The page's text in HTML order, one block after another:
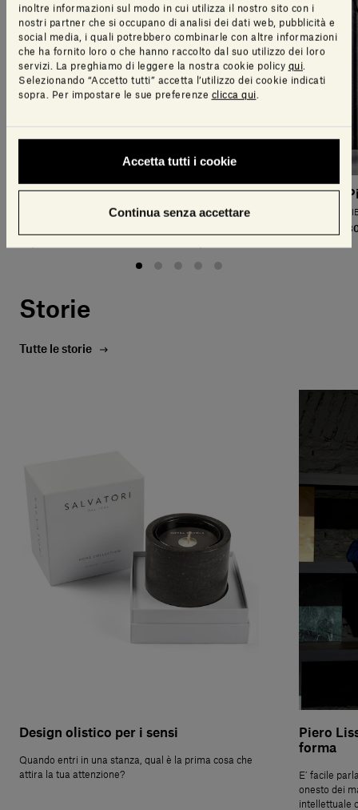
inoltre informazioni sul modo in cui utilizza il nostro sito con i
nostri partner che si occupano di analisi dei dati web, pubblicità e
social media, i quali potrebbero combinarle con altre informazioni
che ha fornito loro o che hanno raccolto dal suo utilizzo dei loro
servizi. La preghiamo di leggere la nostra cookie policy qui.
Selezionando “Accetto tutti” accetta l’utilizzo dei cookie indicati
sopra. Per impostare le sue preferenze clicca qui.
Accetta tutti i cookie
Continua senza accettare
Pietra L11 Bastoncini per
Pietra L11 Fragranza per
ambiente | Silk
Storie
Tutte le storie
Design olistico per i sensi
Quando entri in una stanza, qual è la prima cosa che
attira la tua attenzione?
Piero
forma
E’ facile
onesto dei
intellettuale